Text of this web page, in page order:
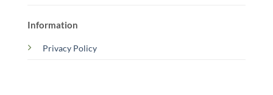
Information
Privacy Policy